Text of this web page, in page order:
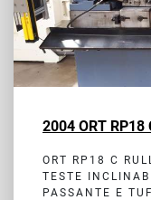
2004 ORT RP18
ORT RP18 C
TESTE
PASSANTE E